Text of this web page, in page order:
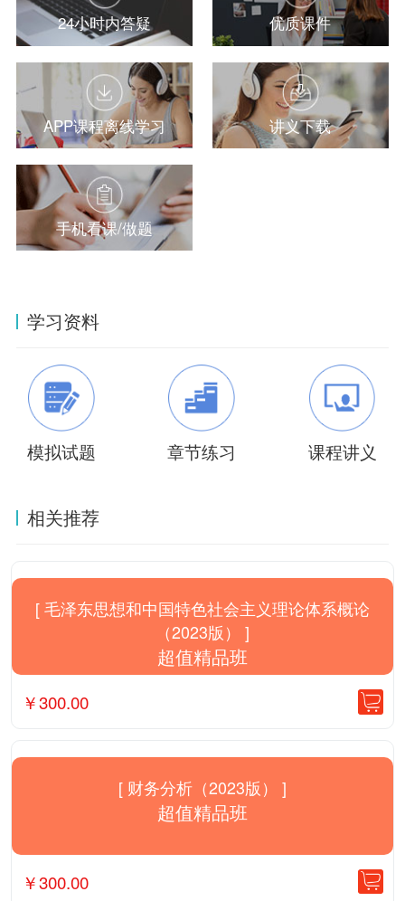
24小时内答疑 优质课件
APP课程离线学习 讲义下载
手机看课/做题
学习资料
模拟试题 章节练习 课程讲义
相关推荐
[ 毛泽东思想和中国特色社会主义理论体系概论
（2023版） ]
超值精品班
￥300.00
[ 财务分析（2023版） ]
超值精品班
￥300.00